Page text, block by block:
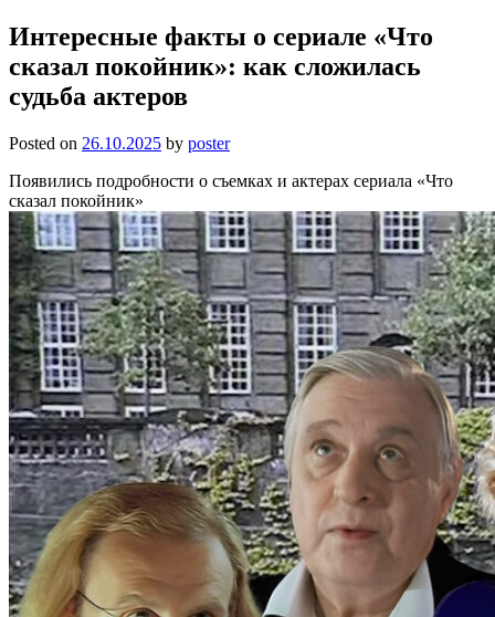
Интересные факты о сериале «Что
сказал покойник»: как сложилась
судьба актеров
Posted on 26.10.2025 by poster
Появились подробности о съемках и актерах сериала «Что
сказал покойник»